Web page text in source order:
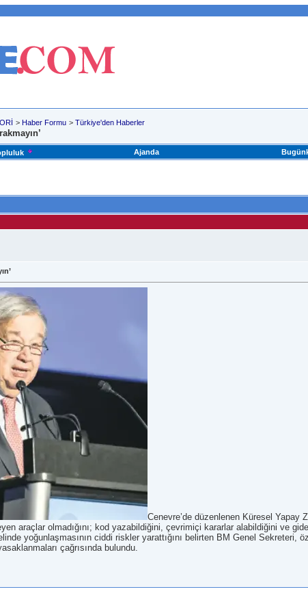
> Haber Formu > Türkiye'den Haberler
Ajanda
Cenevre’de düzenlenen Küresel Yapay
araçlar olmadığını; kod yazabildiğini, çevrimiçi kararlar alabildiğini ve
yoğunlaşmasının ciddi riskler yarattığını belirten BM Genel Sekreteri,
çağrısında bulundu.